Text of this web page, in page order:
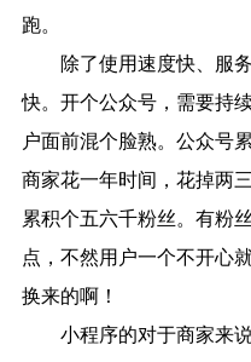
跑。
除了使用速度快、服
快。开个公众号，需要持
户面前混个脸熟。公众号
商家花一年时间，花掉两
累积个五六千粉丝。有粉
点，不然用户一个不开心
换来的啊！
小程序的对于商家来